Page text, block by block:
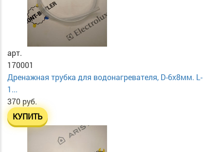
арт.
170001
Дренажная трубка для водонагревателя, D-6х8мм. L-
1...
370 руб.
КУПИТЬ